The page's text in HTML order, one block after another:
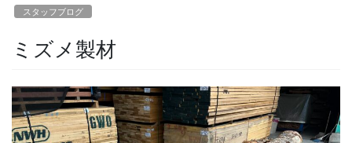
スタッフブログ
ミズメ製材